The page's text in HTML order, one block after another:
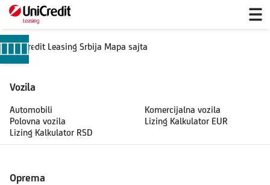
Mapa
sajta
Leasing
UniCredit Leasing Srbija Mapa sajta
Vozila
Automobili
Komercijalna vozila
Polovna vozila
Lizing Kalkulator EUR
Lizing Kalkulator RSD
Oprema